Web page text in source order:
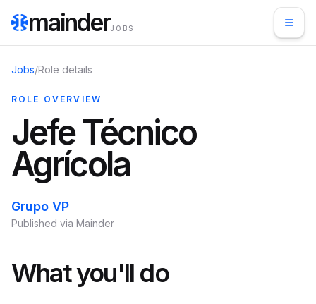
mainderJOBS
Jobs/Role details
ROLE OVERVIEW
Jefe Técnico
Agrícola
Grupo VP
Published via Mainder
What you'll do